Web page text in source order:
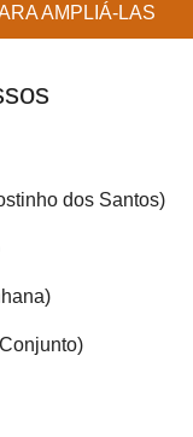
AMPLIÁ-LAS
dos Santos)